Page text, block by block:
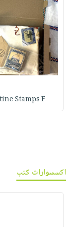
Stamps F
اكسسوارات كتب